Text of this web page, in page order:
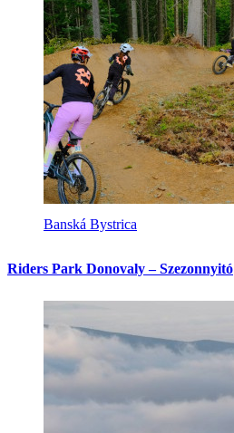
Banská Bystrica
Riders Park Donovaly – Szezonnyitó